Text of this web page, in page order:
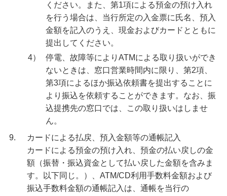
ください。また、第1項による預金の預け入れ
を行う場合は、当行所定の入金票に氏名、預入
金額を記入のうえ、現金およびカードとともに
提出してください。
4）
停電、故障等によりATMによる取り扱いができ
ないときは、窓口営業時間内に限り、第2項、
第3項によるほか振込依頼書を提出することに
より振込を依頼することができます。なお、振
込提携先の窓口では、この取り扱いはしませ
ん。
9.
カードによる払戻、預入金額等の通帳記入
カードによる預金の預け入れ、預金の払い戻しの金
額（振替・振込資金として払い戻した金額を含みま
す。以下同じ。）、ATM/CD利用手数料金額および
振込手数料金額の通帳記入は、通帳を当行の